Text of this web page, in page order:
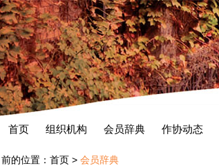
首页 组织机构 会员辞典 作协动态
的位置： 首页 > 会员辞典